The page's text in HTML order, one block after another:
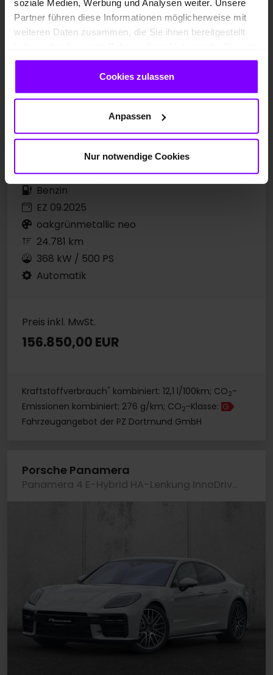
soziale Medien, Werbung und Analysen weiter. Unsere
Partner führen diese Informationen möglicherweise mit
weiteren Daten zusammen, die Sie ihnen bereitgestellt
gesammelt haben.
Cookies zulassen
Anpassen
Nur notwendige Cookies
Vorführfahrzeug
Benzin
EZ 09.2025
oakgrünmetallic neo
24.781 km
368 kW / 500 PS
Automatik
Preis inkl. MwSt.
156.850,00 EUR
Kraftstoffverbrauch* kombiniert: 12,1 l/100km; CO2-
Emissionen kombiniert: 276 g/km; CO2-Klasse: G
Fahrzeugangebot der PZ Dortmund GmbH
Porsche Panamera
Panamera 4 E-Hybrid HA-Lenkung InnoDrive Head-Up